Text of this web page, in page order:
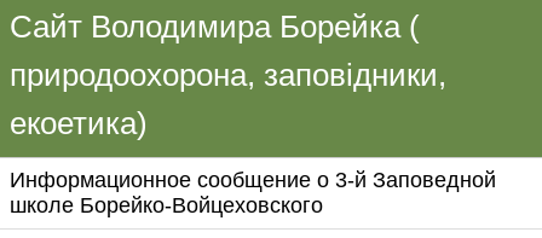
Сайт Володимира Борейка (
природоохорона, заповідники,
екоетика)
Информационное сообщение о 3-й Заповедной
школе Борейко-Войцеховского